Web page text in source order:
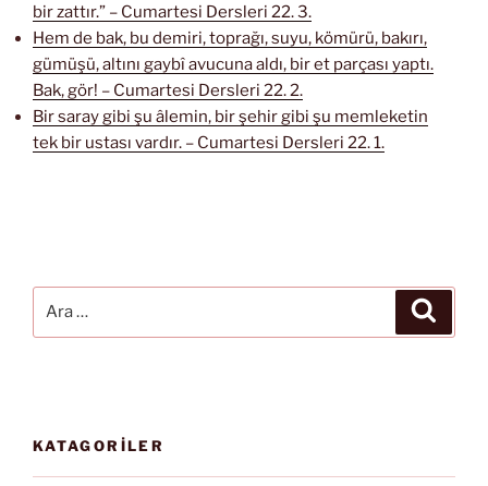
bir zattır.” – Cumartesi Dersleri 22. 3.
Hem de bak, bu demiri, toprağı, suyu, kömürü, bakırı,
gümüşü, altını gaybî avucuna aldı, bir et parçası yaptı.
Bak, gör! – Cumartesi Dersleri 22. 2.
Bir saray gibi şu âlemin, bir şehir gibi şu memleketin
tek bir ustası vardır. – Cumartesi Dersleri 22. 1.
KATAGORİLER